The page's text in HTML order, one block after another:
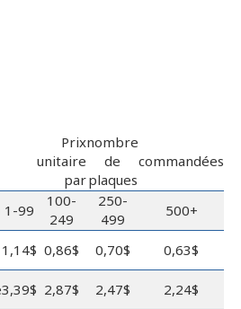
Prix
unitaire
par
nombre
de
plaques
commandées
1-99
100-
249
250-
499
500+
1,14$ 0,86$ 0,70$
0,63$
3,39$ 2,87$ 2,47$
2,24$